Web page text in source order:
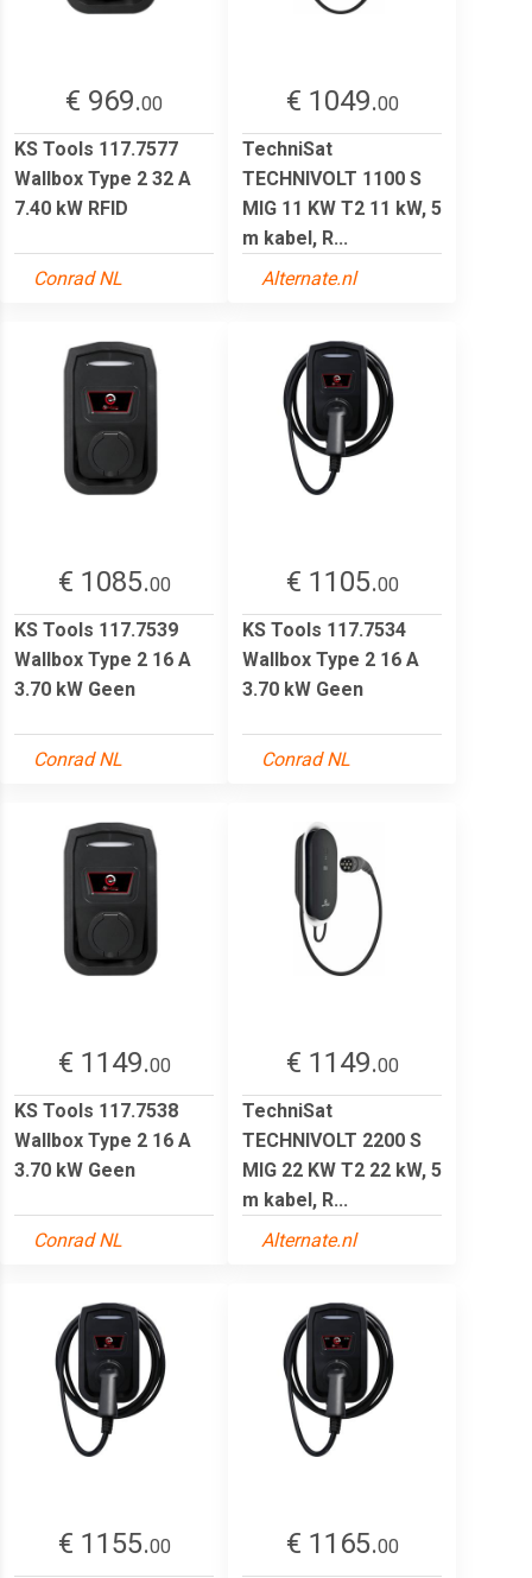
€ 969.00
KS Tools 117.7577
Wallbox Type 2 32 A
7.40 kW RFID
Conrad NL
€ 1049.00
TechniSat
TECHNIVOLT 1100 S
MIG 11 KW T2 11 kW, 5
m kabel, R...
Alternate.nl
€ 1085.00
KS Tools 117.7539
Wallbox Type 2 16 A
3.70 kW Geen
Conrad NL
€ 1105.00
KS Tools 117.7534
Wallbox Type 2 16 A
3.70 kW Geen
Conrad NL
€ 1149.00
KS Tools 117.7538
Wallbox Type 2 16 A
3.70 kW Geen
Conrad NL
€ 1149.00
TechniSat
TECHNIVOLT 2200 S
MIG 22 KW T2 22 kW, 5
m kabel, R...
Alternate.nl
€ 1155.00
€ 1165.00